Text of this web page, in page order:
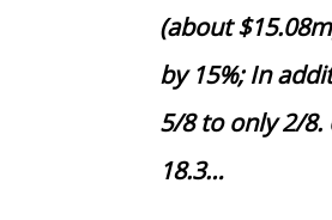
(about
by 15%; In
5/8 to only 2/8.
18.3…